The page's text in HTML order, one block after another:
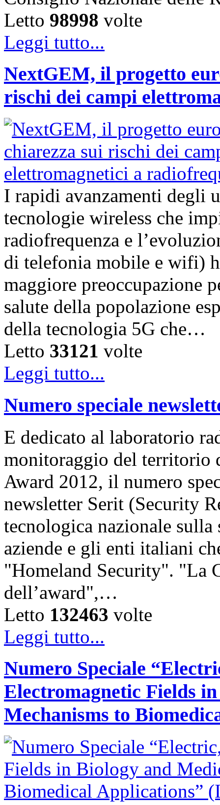
Letto 98998 volte
Leggi tutto...
NextGEM, il progetto
rischi dei campi
I rapidi avanzamenti degli
tecnologie wireless che
radiofrequenza e
di telefonia mobile e wifi)
maggiore preoccupazione
salute della popolazione
della tecnologia 5G che…
Letto 33121 volte
Leggi tutto...
Numero speciale
E dedicato al laboratorio
monitoraggio del
Award 2012, il numero
newsletter Serit (Security
tecnologica nazionale sulla
aziende e gli enti italiani
"Homeland Security". "La
dell’award",…
Letto 132463 volte
Leggi tutto...
Numero Speciale
Electromagnetic Fields
Mechanisms to